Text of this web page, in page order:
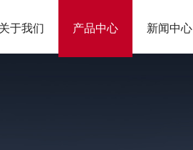
关于我们 产品中心 新闻中心